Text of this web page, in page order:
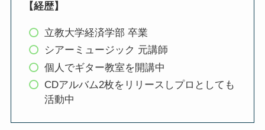
【経歴】
立教大学経済学部 卒業
シアーミュージック 元講師
個人でギター教室を開講中
CDアルバム2枚をリリースしプロとしても
活動中